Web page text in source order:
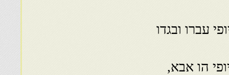
עברו ובגדו
הו אבא,